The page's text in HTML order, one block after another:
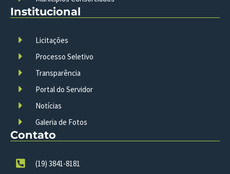
Institucional
Licitações
Processo Seletivo
Transparência
Portal do Servidor
Notícias
Galeria de Fotos
Contato
(19) 3841-8181